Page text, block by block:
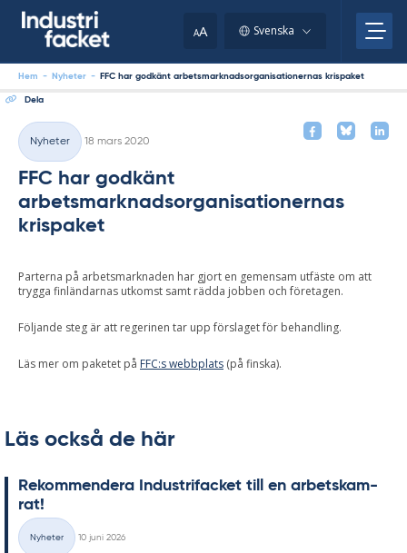
AA Svenska
Hem - Nyheter - FFC har godkänt arbetsmarknadsorganisationernas krispaket
Dela
Kategorier
Nyheter
18 mars 2020
FFC har godkänt
arbetsmarknadsorganisationernas
krispaket
Parterna på arbetsmarknaden har gjort en gemensam utfäste om att
trygga finländarnas utkomst samt rädda jobben och företagen.
Följande steg är att regerinen tar upp förslaget för behandling.
Läs mer om paketet på FFC:s webbplats (på finska).
Läs också de här
Re­kom­men­de­ra In­du­stri­fac­ket till en ar­bets­kam­
rat!
Kategorier
Nyheter
10 juni 2026